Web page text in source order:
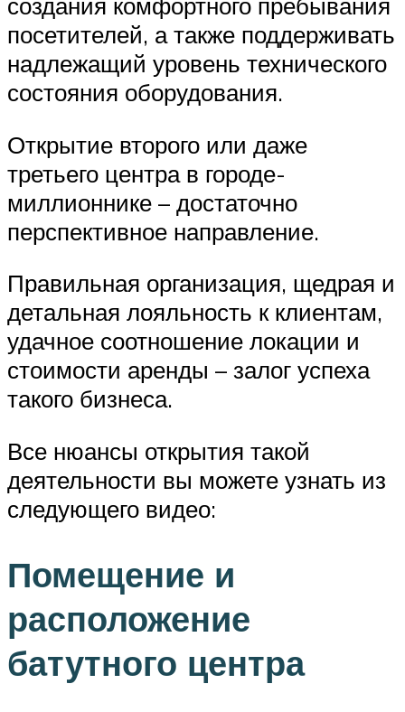
посетителей, а также поддерживать
надлежащий уровень технического
состояния оборудования.
Открытие второго или даже
третьего центра в городе-
миллионнике – достаточно
перспективное направление.
Правильная организация, щедрая и
детальная лояльность к клиентам,
удачное соотношение локации и
стоимости аренды – залог успеха
такого бизнеса.
Все нюансы открытия такой
деятельности вы можете узнать из
следующего видео:
Помещение и
расположение
батутного центра